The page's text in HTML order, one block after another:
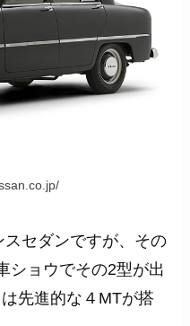
セダンですが、その
ショウでその2型が出
先進的な４MTが搭